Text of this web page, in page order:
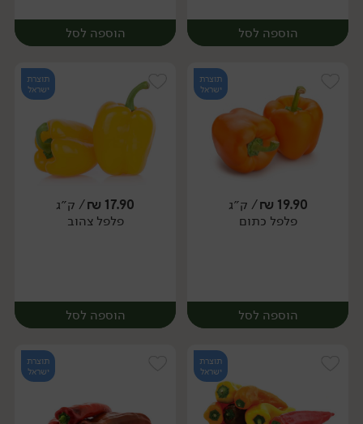
הוספה לסל
יח׳ ק״ג
הוספה לסל
יח׳ ק״ג
תוצרת
ישראל
19.90
₪/ ק״ג
פלפל כתום
הוספה לסל
תוצרת
ישראל
17.90
₪/ ק״ג
פלפל צהוב
הוספה לסל
תוצרת
ישראל
תוצרת
ישראל